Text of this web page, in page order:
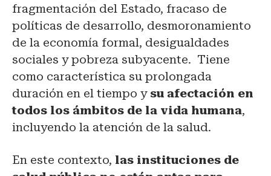
fragmentación del Estado, fracaso de
políticas de desarrollo, desmoronamiento
de la economía formal, desigualdades
sociales y pobreza subyacente. Tiene
como característica su prolongada
duración en el tiempo y su afectación en
todos los ámbitos de la vida humana,
incluyendo la atención de la salud.
En este contexto, las instituciones de